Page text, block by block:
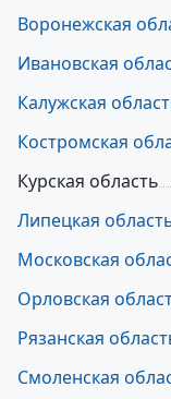
Воронежская
Ивановская
Калужская
Костромская
Курская область
Липецкая
Московская
Орловская
Рязанская
Смоленская